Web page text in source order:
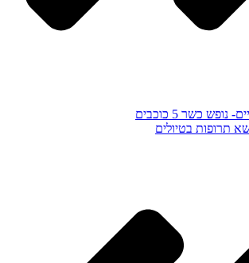
נופש כשר 5 כוכבים
תרופות בטיולים